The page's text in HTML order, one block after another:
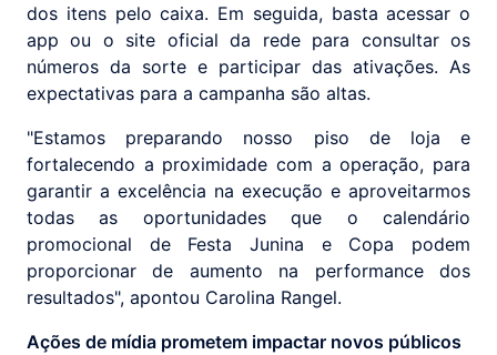
dos itens pelo caixa. Em seguida, basta acessar o
app ou o site oficial da rede para consultar os
números da sorte e participar das ativações. As
expectativas para a campanha são altas.
"Estamos preparando nosso piso de loja e
fortalecendo a proximidade com a operação, para
garantir a excelência na execução e aproveitarmos
todas as oportunidades que o calendário
promocional de Festa Junina e Copa podem
proporcionar de aumento na performance dos
resultados", apontou Carolina Rangel.
Ações de mídia prometem impactar novos públicos